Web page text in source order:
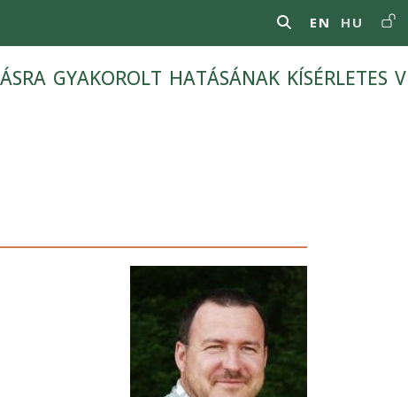
gyakorolt hatásának kísérletes
EN HU